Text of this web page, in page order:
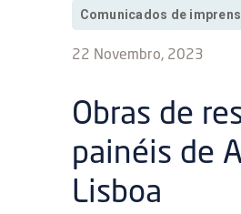
Comunicados de
22 Novembro, 2023
Obras de
painéis de
Lisboa